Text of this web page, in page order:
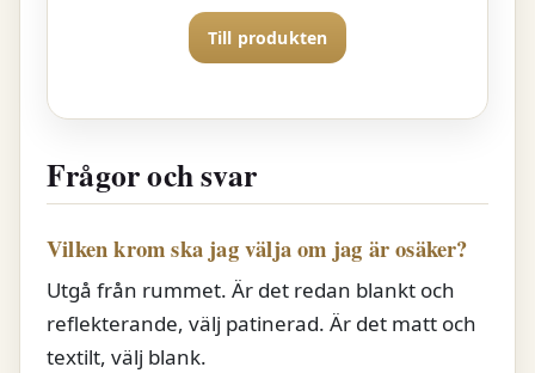
Till produkten
Frågor och svar
Vilken krom ska jag välja om jag är osäker?
Utgå från rummet. Är det redan blankt och
reflekterande, välj patinerad. Är det matt och
textilt, välj blank.